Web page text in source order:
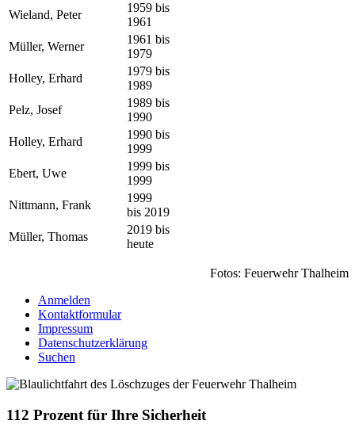
Wieland, Peter
1959 bis
1961
Müller, Werner
1961 bis
1979
Holley, Erhard
1979 bis
1989
Pelz, Josef
1989 bis
1990
Holley, Erhard
1990 bis
1999
Ebert, Uwe
1999 bis
1999
Nittmann, Frank
1999
bis 2019
Müller, Thomas
2019 bis
heute
Fotos: Feuerwehr Thalheim
Anmelden
Kontaktformular
Impressum
Datenschutzerklärung
Suchen
112 Prozent für Ihre Sicherheit